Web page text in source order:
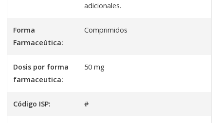
adicionales.
Forma
Farmaceútica:
Comprimidos
Dosis por forma
farmaceutica:
50 mg
Código ISP: #